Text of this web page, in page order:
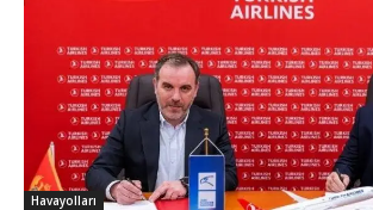
Havayolları